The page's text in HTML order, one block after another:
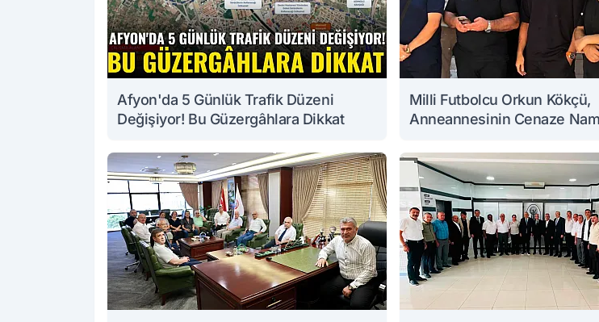
Afyon'da 5 Günlük Trafik Düzeni
Değişiyor! Bu Güzergâhlara Dikkat
Milli Futbolcu Orkun Kökçü,
Anneannesinin Cenaze